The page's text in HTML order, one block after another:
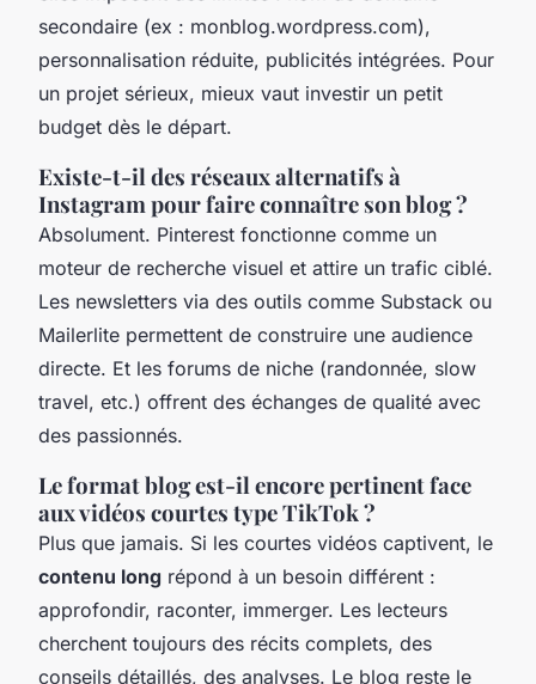
secondaire (ex : monblog.wordpress.com),
personnalisation réduite, publicités intégrées. Pour
un projet sérieux, mieux vaut investir un petit
budget dès le départ.
Existe-t-il des réseaux alternatifs à
Instagram pour faire connaître son blog ?
Absolument. Pinterest fonctionne comme un
moteur de recherche visuel et attire un trafic ciblé.
Les newsletters via des outils comme Substack ou
Mailerlite permettent de construire une audience
directe. Et les forums de niche (randonnée, slow
travel, etc.) offrent des échanges de qualité avec
des passionnés.
Le format blog est-il encore pertinent face
aux vidéos courtes type TikTok ?
Plus que jamais. Si les courtes vidéos captivent, le
contenu long répond à un besoin différent :
approfondir, raconter, immerger. Les lecteurs
cherchent toujours des récits complets, des
conseils détaillés, des analyses. Le blog reste le